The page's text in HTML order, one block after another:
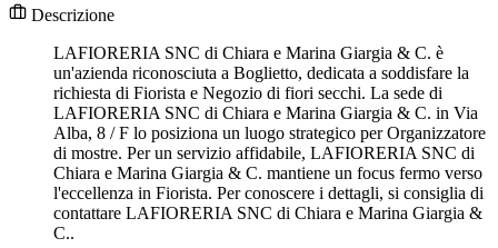
Descrizione
LAFIORERIA SNC di Chiara e Marina Giargia & C. è
un'azienda riconosciuta a Boglietto, dedicata a soddisfare la
richiesta di Fiorista e Negozio di fiori secchi. La sede di
LAFIORERIA SNC di Chiara e Marina Giargia & C. in Via
Alba, 8 / F lo posiziona un luogo strategico per Organizzatore
di mostre. Per un servizio affidabile, LAFIORERIA SNC di
Chiara e Marina Giargia & C. mantiene un focus fermo verso
l'eccellenza in Fiorista. Per conoscere i dettagli, si consiglia di
contattare LAFIORERIA SNC di Chiara e Marina Giargia &
C..